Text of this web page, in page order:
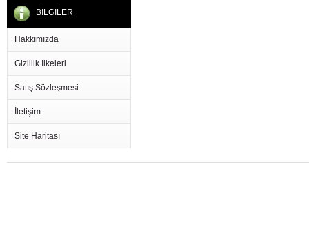
BİLGİLER
Hakkımızda
Gizlilik İlkeleri
Satış Sözleşmesi
İletişim
Site Haritası